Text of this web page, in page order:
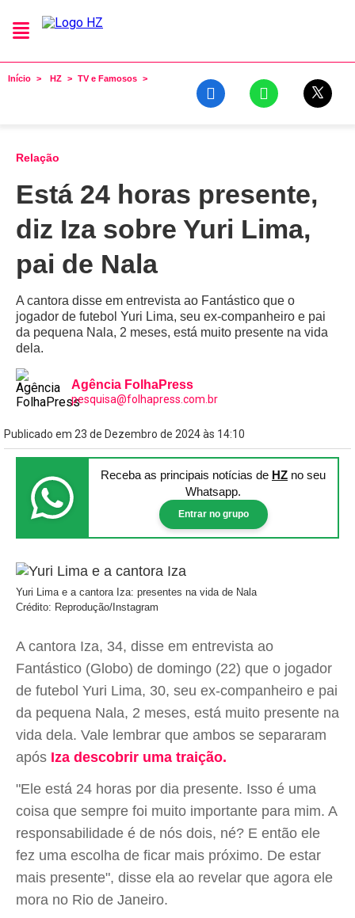
Início HZ TV e Famosos
Relação
Está 24 horas presente,
diz Iza sobre Yuri Lima,
pai de Nala
A cantora disse em entrevista ao Fantástico que o
jogador de futebol Yuri Lima, seu ex-companheiro e pai
da pequena Nala, 2 meses, está muito presente na vida
dela.
Agência FolhaPress
pesquisa@folhapress.com.br
Publicado em 23 de Dezembro de 2024 às 14:10
Receba as principais notícias de HZ no seu
Whatsapp.
Entrar no grupo
Yuri Lima e a cantora Iza: presentes na vida de Nala
Crédito: Reprodução/Instagram
A cantora Iza, 34, disse em entrevista ao
Fantástico (Globo) de domingo (22) que o jogador
de futebol Yuri Lima, 30, seu ex-companheiro e pai
da pequena Nala, 2 meses, está muito presente na
vida dela. Vale lembrar que ambos se separaram
após Iza descobrir uma traição.
"Ele está 24 horas por dia presente. Isso é uma
coisa que sempre foi muito importante para mim. A
responsabilidade é de nós dois, né? E então ele
fez uma escolha de ficar mais próximo. De estar
mais presente", disse ela ao revelar que agora ele
mora no Rio de Janeiro.